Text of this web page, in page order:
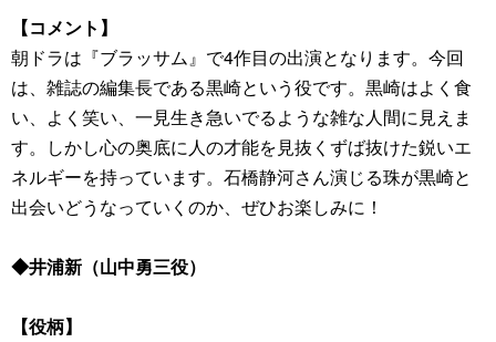
【コメント】
朝ドラは『ブラッサム』で4作目の出演となります。今回
は、雑誌の編集長である黒崎という役です。黒崎はよく食
い、よく笑い、一見生き急いでるような雑な人間に見えま
す。しかし心の奥底に人の才能を見抜くずば抜けた鋭いエ
ネルギーを持っています。石橋静河さん演じる珠が黒崎と
出会いどうなっていくのか、ぜひお楽しみに！
◆井浦新（山中勇三役）
【役柄】